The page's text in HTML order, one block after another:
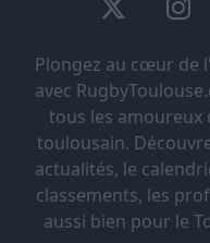
Plongez au cœur de
avec
tous les amoureux
toulousain.
actualités, le
classements, les
aussi bien pour le